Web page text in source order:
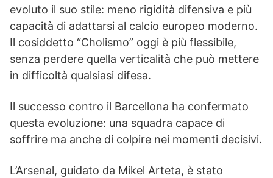
evoluto il suo stile: meno rigidità difensiva e più
capacità di adattarsi al calcio europeo moderno.
Il cosiddetto “Cholismo” oggi è più flessibile,
senza perdere quella verticalità che può mettere
in difficoltà qualsiasi difesa.
Il successo contro il Barcellona ha confermato
questa evoluzione: una squadra capace di
soffrire ma anche di colpire nei momenti decisivi.
L’Arsenal, guidato da Mikel Arteta, è stato